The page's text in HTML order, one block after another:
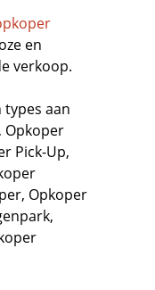
en
verkoop.
types aan
, Opkoper
Pick-Up,
, Opkoper
,